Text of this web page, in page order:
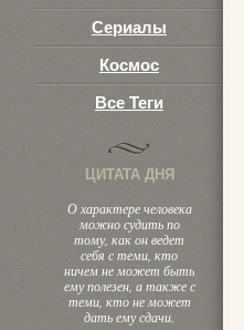
Сериалы
Космос
Все Теги
ЦИТАТА ДНЯ
О характере человека
можно судить по
тому, как он ведет
себя с теми, кто
ничем не может быть
ему полезен, а также с
теми, кто не может
дать ему сдачи.